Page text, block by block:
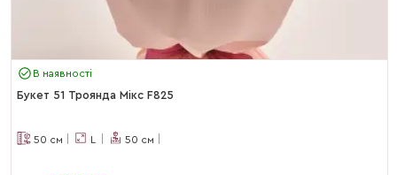
В наявності
Букет 51 Троянда Мікс F825
50 см L 50 см